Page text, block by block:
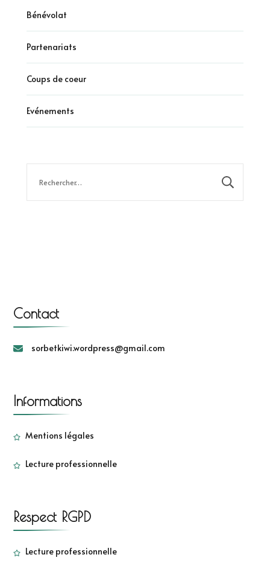
Bénévolat
Partenariats
Coups de coeur
Evénements
Contact
sorbetkiwi.wordpress@gmail.com
Informations
Mentions légales
Lecture professionnelle
Respect RGPD
Lecture professionnelle